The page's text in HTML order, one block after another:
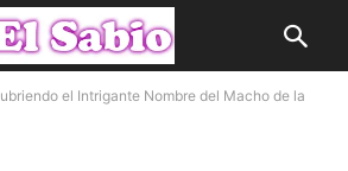
el Intrigante Nombre del Macho de la